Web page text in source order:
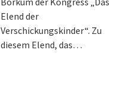
Elend der
Verschickungskinder“. Zu
diesem Elend, das…